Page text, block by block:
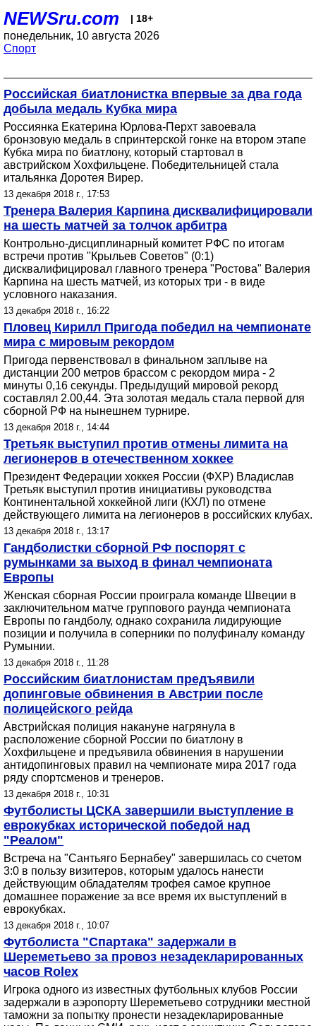
NEWSru.com | 18+
понедельник, 10 августа 2026
Спорт
Российская биатлонистка впервые за два года
добыла медаль Кубка мира
Россиянка Екатерина Юрлова-Перхт завоевала
бронзовую медаль в спринтерской гонке на втором этапе
Кубка мира по биатлону, который стартовал в
австрийском Хохфильцене. Победительницей стала
итальянка Доротея Вирер.
13 декабря 2018 г., 17:53
Тренера Валерия Карпина дисквалифицировали
на шесть матчей за толчок арбитра
Контрольно-дисциплинарный комитет РФС по итогам
встречи против "Крыльев Советов" (0:1)
дисквалифицировал главного тренера "Ростова" Валерия
Карпина на шесть матчей, из которых три - в виде
условного наказания.
13 декабря 2018 г., 16:22
Пловец Кирилл Пригода победил на чемпионате
мира с мировым рекордом
Пригода первенствовал в финальном заплыве на
дистанции 200 метров брассом с рекордом мира - 2
минуты 0,16 секунды. Предыдущий мировой рекорд
составлял 2.00,44. Эта золотая медаль стала первой для
сборной РФ на нынешнем турнире.
13 декабря 2018 г., 14:44
Третьяк выступил против отмены лимита на
легионеров в отечественном хоккее
Президент Федерации хоккея России (ФХР) Владислав
Третьяк выступил против инициативы руководства
Континентальной хоккейной лиги (КХЛ) по отмене
действующего лимита на легионеров в российских клубах.
13 декабря 2018 г., 13:17
Гандболистки сборной РФ поспорят с
румынками за выход в финал чемпионата
Европы
Женская сборная России проиграла команде Швеции в
заключительном матче группового раунда чемпионата
Европы по гандболу, однако сохранила лидирующие
позиции и получила в соперники по полуфиналу команду
Румынии.
13 декабря 2018 г., 11:28
Российским биатлонистам предъявили
допинговые обвинения в Австрии после
полицейского рейда
Австрийская полиция накануне нагрянула в
расположение сборной России по биатлону в
Хохфильцене и предъявила обвинения в нарушении
антидопинговых правил на чемпионате мира 2017 года
ряду спортсменов и тренеров.
13 декабря 2018 г., 10:31
Футболисты ЦСКА завершили выступление в
еврокубках исторической победой над
"Реалом"
Встреча на "Сантьяго Бернабеу" завершилась со счетом
3:0 в пользу визитеров, которым удалось нанести
действующим обладателям трофея самое крупное
домашнее поражение за все время их выступлений в
еврокубках.
13 декабря 2018 г., 10:07
Футболиста "Спартака" задержали в
Шереметьево за провоз незадекларированных
часов Rolex
Игрока одного из известных футбольных клубов России
задержали в аэропорту Шереметьево сотрудники местной
таможни за попытку пронести незадекларированные